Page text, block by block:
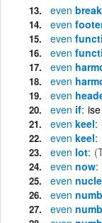
even break
even
even
even
even
even
even
even if
even keel
even keel
even lot
even now
even
even
even